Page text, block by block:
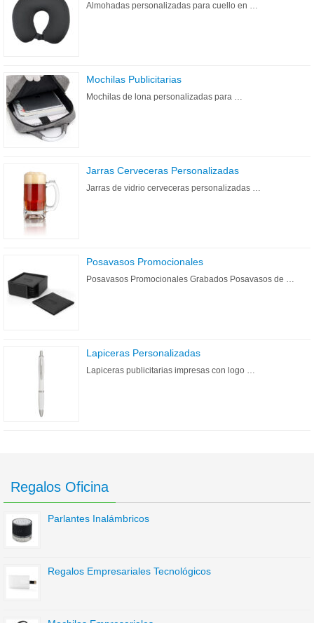
Almohadas personalizadas para cuello en …
Mochilas Publicitarias
Mochilas de lona personalizadas para …
Jarras Cerveceras Personalizadas
Jarras de vidrio cerveceras personalizadas …
Posavasos Promocionales
Posavasos Promocionales Grabados Posavasos de …
Lapiceras Personalizadas
Lapiceras publicitarias impresas con logo …
Regalos Oficina
Parlantes Inalámbricos
Regalos Empresariales Tecnológicos